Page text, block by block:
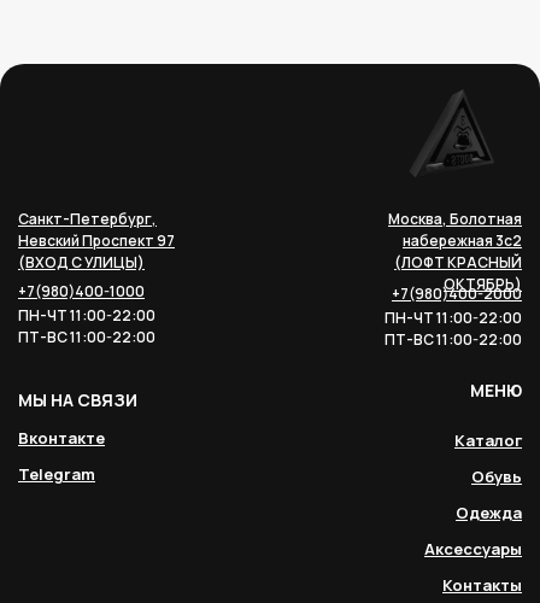
Санкт-Петербург,
Невский Проспект 97
(ВХОД С УЛИЦЫ)
+7(980)400-1000
ПН-ЧТ 11:00-22:00
ПТ-ВС 11:00-22:00
Москва, Болотная
набережная 3с2
(ЛОФТ КРАСНЫЙ
ОКТЯБРЬ)
+7(980)400-2000
ПН-ЧТ 11:00-22:00
ПТ-ВС 11:00-22:00
МЕНЮ
Каталог
Обувь
Одежда
Аксессуары
Контакты
МЫ НА СВЯЗИ
Вконтакте
Telegram